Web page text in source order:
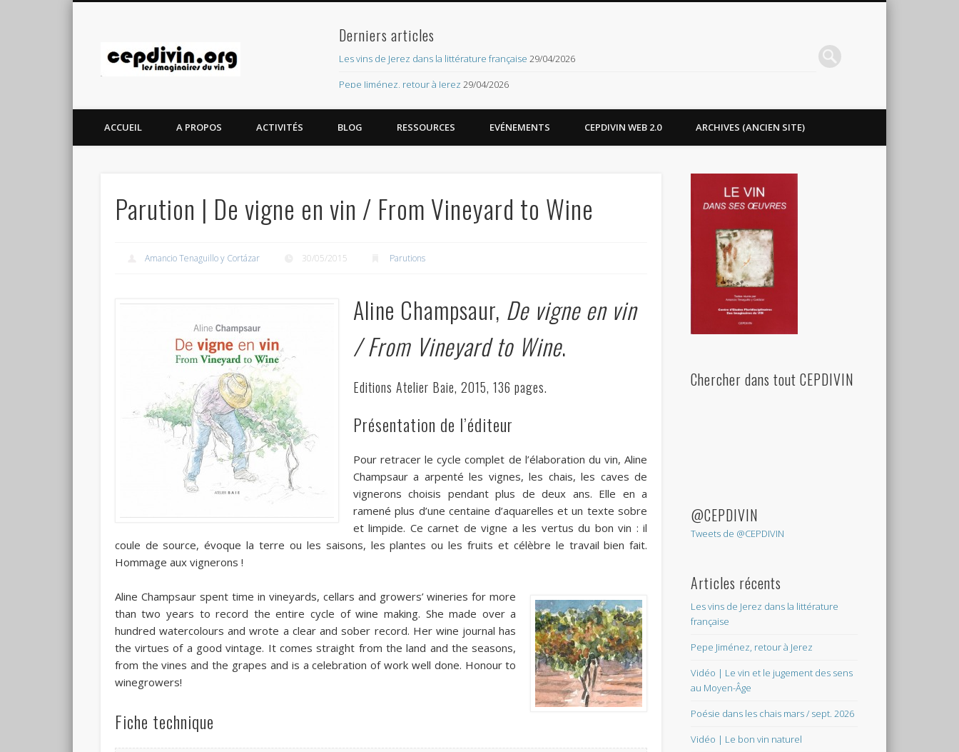
cepdivin.org – les imaginaires du vin
Derniers articles
Les vins de Jerez dans la littérature française 29/04/2026
Pepe Jiménez, retour à Jerez 29/04/2026
Réseau CEPDIVIN
Mentions légales
Connexion
Flux des commentaires
ACCUEIL A PROPOS ACTIVITÉS BLOG RESSOURCES EVÉNEMENTS CEPDIVIN WEB 2.0 ARCHIVES (ANCIEN SITE)
Parution | De vigne en vin / From Vineyard to Wine
Amancio Tenaguillo y Cortázar 30/05/2015 Parutions
Aline Champsaur, De vigne en vin
/ From Vineyard to Wine.
Editions Atelier Baie, 2015, 136 pages.
Présentation de l’éditeur
Pour retracer le cycle complet de l’élaboration du vin, Aline
Champsaur a arpenté les vignes, les chais, les caves de
vignerons choisis pendant plus de deux ans. Elle en a
ramené plus d’une centaine d’aquarelles et un texte sobre
et limpide. Ce carnet de vigne a les vertus du bon vin : il
coule de source, évoque la terre ou les saisons, les plantes ou les fruits et célèbre le travail bien fait.
Hommage aux vignerons !
Aline Champsaur spent time in vineyards, cellars and growers’ wineries for more
than two years to record the entire cycle of wine making. She made over a
hundred watercolours and wrote a clear and sober record. Her wine journal has
the virtues of a good vintage. It comes straight from the land and the seasons,
from the vines and the grapes and is a celebration of work well done. Honour to
winegrowers!
Fiche technique
Chercher dans tout CEPDIVIN
@CEPDIVIN
Tweets de @CEPDIVIN
Articles récents
Les vins de Jerez dans la littérature
française
Pepe Jiménez, retour à Jerez
Vidéo | Le vin et le jugement des sens
au Moyen-Âge
Poésie dans les chais mars / sept. 2026
Vidéo | Le bon vin naturel